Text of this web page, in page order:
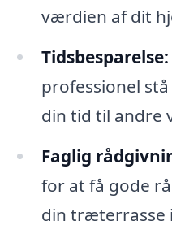
værdien af dit
Tidsbesparelse:
professionel
din tid til andre
Faglig
for at få gode
din træterrasse